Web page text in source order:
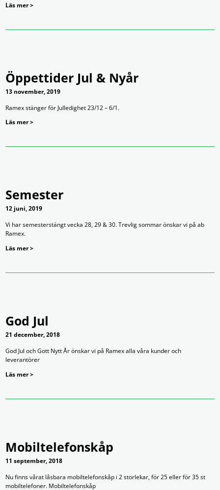
Läs mer >
Öppettider Jul & Nyår
13 november, 2019
Ramex stänger för Julledighet 23/12 – 6/1.
Läs mer >
Semester
12 juni, 2019
Vi har semesterstängt vecka 28, 29 & 30. Trevlig sommar önskar vi på ab
Ramex.
Läs mer >
God Jul
21 december, 2018
God Jul och Gott Nytt År önskar vi på Ramex alla våra kunder och
leverantörer
Läs mer >
Mobiltelefonskåp
11 september, 2018
Nu finns vårat låsbara mobiltelefonskåp i 2 storlekar, för 25 eller för 35 st
mobiltelefoner. Mobiltelefonskåp